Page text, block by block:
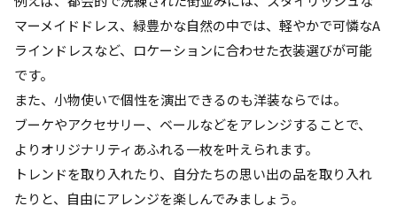
マーメイドドレス、緑豊かな自然の中では、軽やかで可憐なA
ラインドレスなど、ロケーションに合わせた衣装選びが可能
です。
また、小物使いで個性を演出できるのも洋装ならでは。
ブーケやアクセサリー、ベールなどをアレンジすることで、
よりオリジナリティあふれる一枚を叶えられます。
トレンドを取り入れたり、自分たちの思い出の品を取り入れ
たりと、自由にアレンジを楽しんでみましょう。